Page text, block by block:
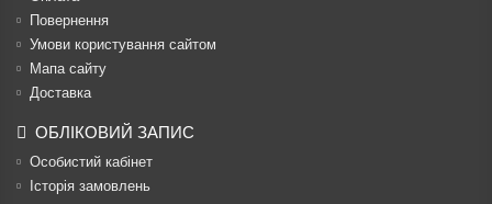
Повернення
Умови користування сайтом
Мапа сайту
Доставка
ОБЛІКОВИЙ ЗАПИС
Особистий кабінет
Історія замовлень